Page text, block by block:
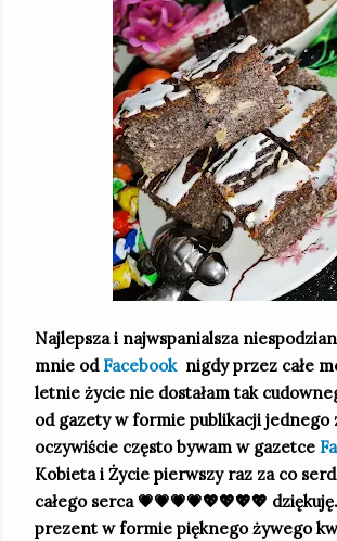
Najlepsza i najwspanialsza
mnie od Facebook nigdy przez całe
letnie życie nie dostałam tak
od gazety w formie publikacji jednego
oczywiście często bywam w gazetce
Kobieta i Życie pierwszy raz za co
całego serca 💗💗💗💗💖💖💖💖
prezent w formie pięknego żywego